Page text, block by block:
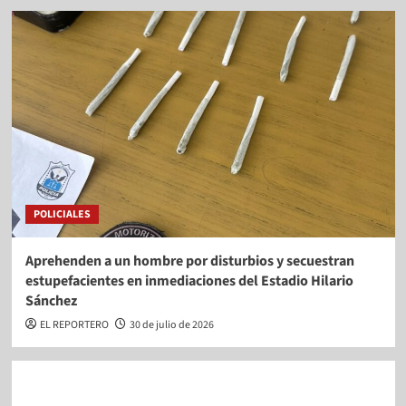
POLICIALES
Aprehenden a un hombre por disturbios y secuestran
estupefacientes en inmediaciones del Estadio Hilario
Sánchez
EL REPORTERO 30 de julio de 2026